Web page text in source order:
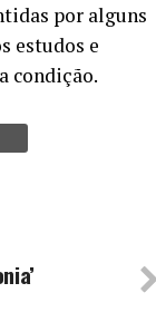
por alguns
estudos e
condição.